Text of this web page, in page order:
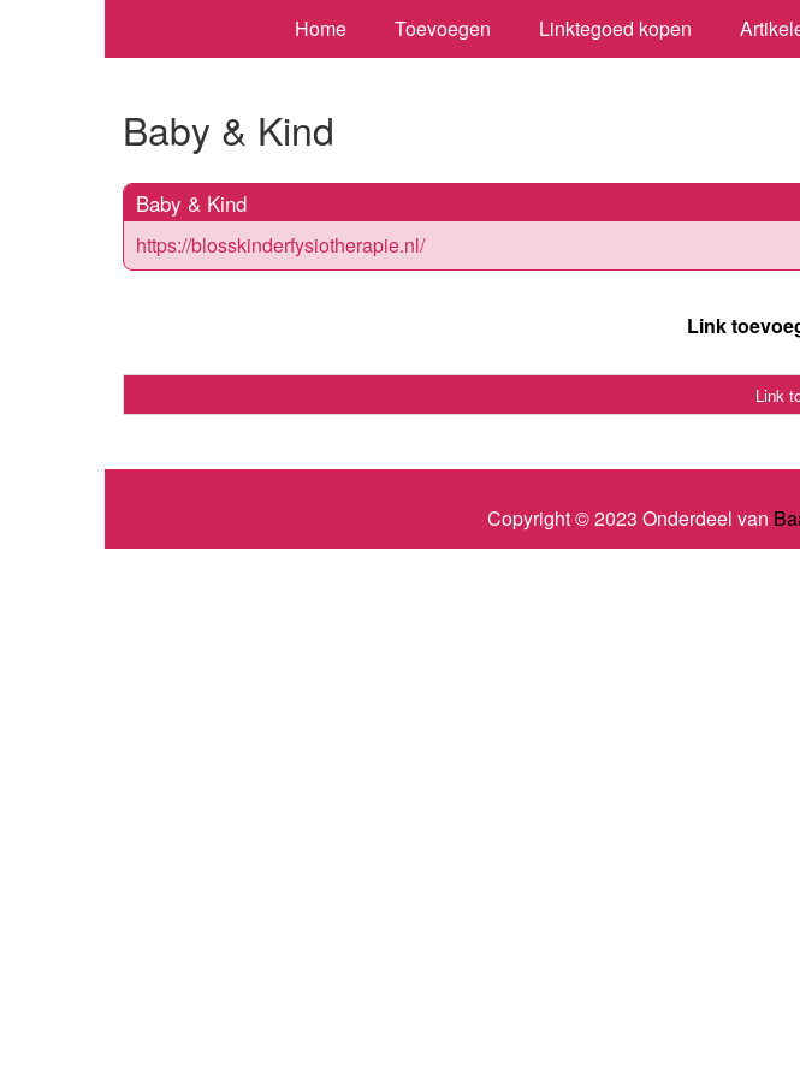
Home Toevoegen Linktegoed kopen
Baby & Kind
Baby & Kind
https://blosskinderfysiotherapie.nl/
Link
Link
Copyright © 2023 Onderdeel van